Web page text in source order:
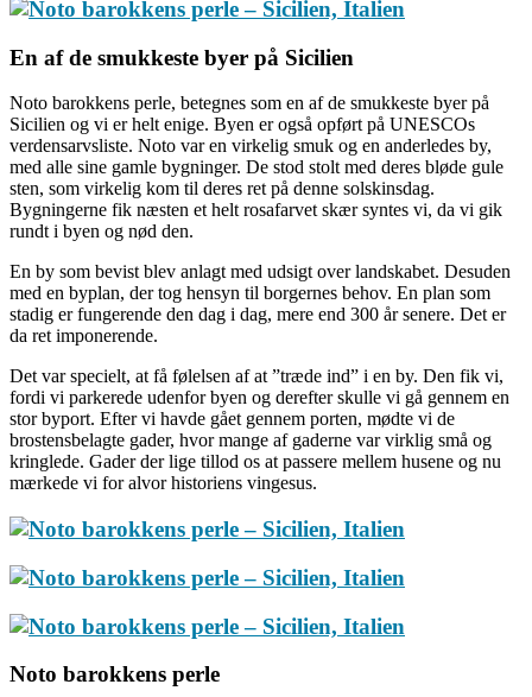
En af de smukkeste byer på Sicilien
Noto barokkens perle, betegnes som en af de smukkeste byer på
Sicilien og vi er helt enige. Byen er også opført på UNESCOs
verdensarvsliste. Noto var en virkelig smuk og en anderledes by,
med alle sine gamle bygninger. De stod stolt med deres bløde gule
sten, som virkelig kom til deres ret på denne solskinsdag.
Bygningerne fik næsten et helt rosafarvet skær syntes vi, da vi gik
rundt i byen og nød den.
En by som bevist blev anlagt med udsigt over landskabet. Desuden
med en byplan, der tog hensyn til borgernes behov. En plan som
stadig er fungerende den dag i dag, mere end 300 år senere. Det er
da ret imponerende.
Det var specielt, at få følelsen af at ”træde ind” i en by. Den fik vi,
fordi vi parkerede udenfor byen og derefter skulle vi gå gennem en
stor byport. Efter vi havde gået gennem porten, mødte vi de
brostensbelagte gader, hvor mange af gaderne var virklig små og
kringlede. Gader der lige tillod os at passere mellem husene og nu
mærkede vi for alvor historiens vingesus.
Noto barokkens perle